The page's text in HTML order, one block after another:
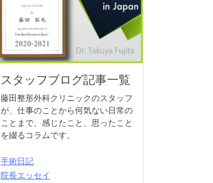
スタッフブログ記事一覧
藤田整形外科クリニックのスタッフ
が、仕事のことから何気ない日常の
ことまで、感じたこと、思ったこと
を綴るコラムです。
手術日記
院長エッセイ